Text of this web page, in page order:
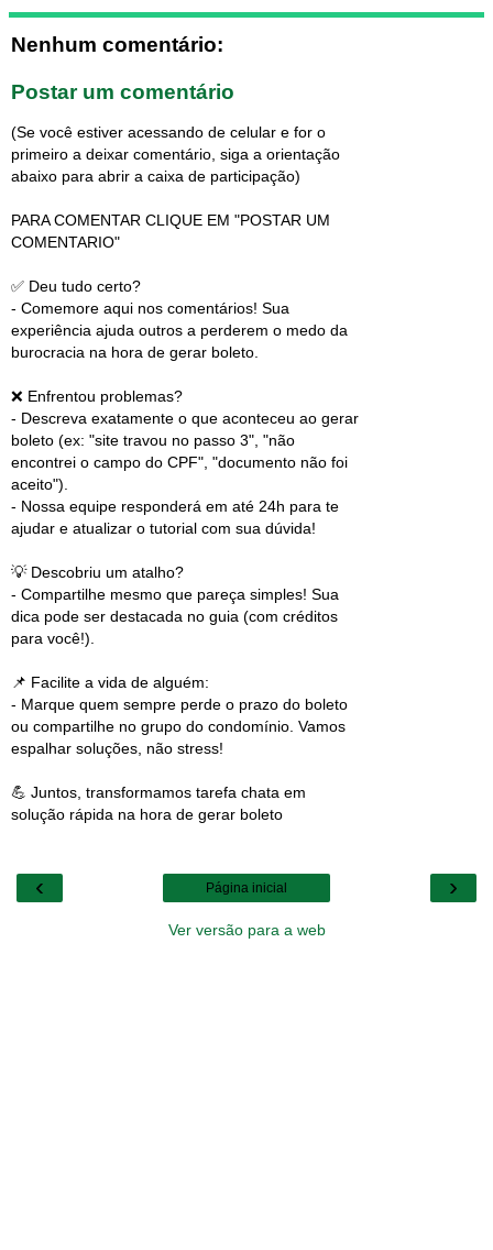
Nenhum comentário:
Postar um comentário
(Se você estiver acessando de celular e for o
primeiro a deixar comentário, siga a orientação
abaixo para abrir a caixa de participação)
PARA COMENTAR CLIQUE EM "POSTAR UM
COMENTARIO"
✅ Deu tudo certo?
- Comemore aqui nos comentários! Sua
experiência ajuda outros a perderem o medo da
burocracia na hora de gerar boleto.
❌ Enfrentou problemas?
- Descreva exatamente o que aconteceu ao gerar
boleto (ex: "site travou no passo 3", "não
encontrei o campo do CPF", "documento não foi
aceito").
- Nossa equipe responderá em até 24h para te
ajudar e atualizar o tutorial com sua dúvida!
💡 Descobriu um atalho?
- Compartilhe mesmo que pareça simples! Sua
dica pode ser destacada no guia (com créditos
para você!).
📌 Facilite a vida de alguém:
- Marque quem sempre perde o prazo do boleto
ou compartilhe no grupo do condomínio. Vamos
espalhar soluções, não stress!
💪 Juntos, transformamos tarefa chata em
solução rápida na hora de gerar boleto
‹ ›
Página inicial
Ver versão para a web